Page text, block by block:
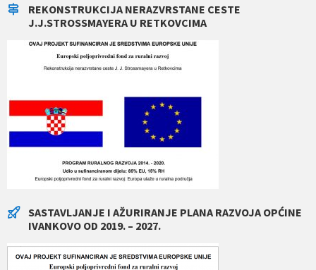
REKONSTRUKCIJA NERAZVRSTANE CESTE
J.J.STROSSMAYERA U RETKOVCIMA
SASTAVLJANJE I AŽURIRANJE PLANA RAZVOJA OPĆINE
IVANKOVO OD 2019. – 2027.